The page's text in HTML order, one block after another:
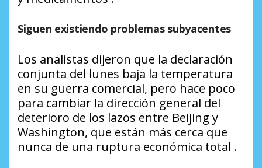
Siguen existiendo problemas subyacentes
Los analistas dijeron que la declaración
conjunta del lunes baja la temperatura
en su guerra comercial, pero hace poco
para cambiar la dirección general del
deterioro de los lazos entre Beijing y
Washington, que están más cerca que
nunca de una ruptura económica total .